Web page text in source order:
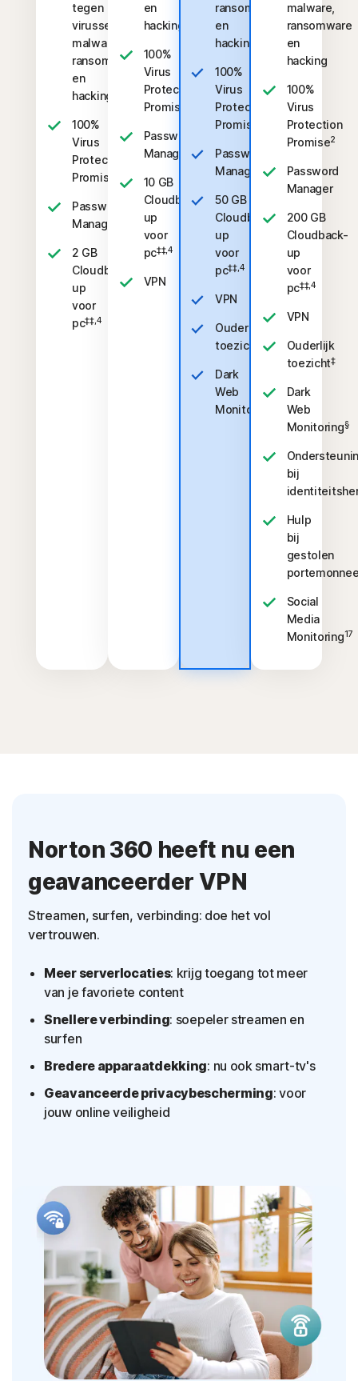
tegen
virussen,
malware,
ransomware
en
hacking
100%
Virus
Protection
Promise
Password
Manager
2 GB
Cloudback-
up
voor
pc‡‡,4
en
hacking
100%
Virus
Protection
Promise
Password
Manager
10 GB
Cloudback-
up
voor
pc‡‡,4
VPN
ransomware
en
hacking
100%
Virus
Protection
Promise
Password
Manager
50 GB
Cloudback-
up
voor
pc‡‡,4
VPN
Ouderlijk
toezicht
‡
Dark
Web
Monitoring
malware,
ransomware
en
hacking
100%
Virus
Protection
Promise2
Password
Manager
200 GB
Cloudback-
up
voor
pc‡‡,4
VPN
Ouderlijk
toezicht‡
Dark
Web
Monitoring§
bij
Hulp
bij
gestolen
Social
Media
Monitoring17
Norton 360 heeft nu een
geavanceerder VPN
Streamen, surfen, verbinding: doe het vol
vertrouwen.
Meer serverlocaties: krijg toegang tot meer
van je favoriete content
Snellere verbinding: soepeler streamen en
surfen
Bredere apparaatdekking: nu ook smart-tv's
Geavanceerde privacybescherming: voor
jouw online veiligheid